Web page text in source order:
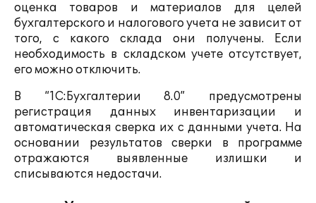
оценка товаров и материалов для целей
бухгалтерского и налогового учета не зависит от
того, с какого склада они получены. Если
необходимость в складском учете отсутствует,
его можно отключить.
В “1С:Бухгалтерии 8.0” предусмотрены
регистрация данных инвентаризации и
автоматическая сверка их с данными учета. На
основании результатов сверки в программе
отражаются выявленные излишки и
списываются недостачи.